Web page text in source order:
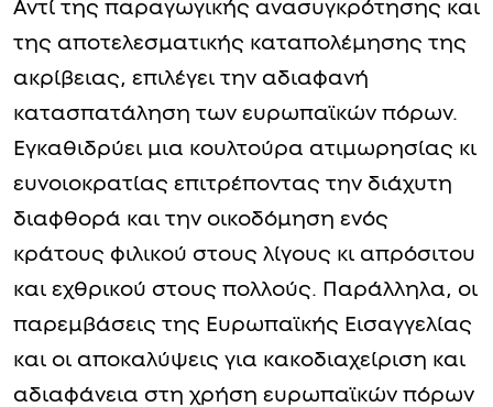
Αντί της παραγωγικής ανασυγκρότησης και
της αποτελεσματικής καταπολέμησης της
ακρίβειας, επιλέγει την αδιαφανή
κατασπατάληση των ευρωπαϊκών πόρων.
Εγκαθιδρύει μια κουλτούρα ατιμωρησίας κι
ευνοιοκρατίας επιτρέποντας την διάχυτη
διαφθορά και την οικοδόμηση ενός
κράτους φιλικού στους λίγους κι απρόσιτου
και εχθρικού στους πολλούς. Παράλληλα, οι
παρεμβάσεις της Ευρωπαϊκής Εισαγγελίας
και οι αποκαλύψεις για κακοδιαχείριση και
αδιαφάνεια στη χρήση ευρωπαϊκών πόρων